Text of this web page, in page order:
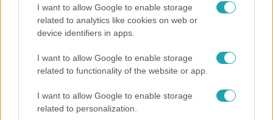
I want to allow Google to enable storage
related to analytics like cookies on web or
device identifiers in apps.
I want to allow Google to enable storage
related to functionality of the website or app.
I want to allow Google to enable storage
related to personalization.